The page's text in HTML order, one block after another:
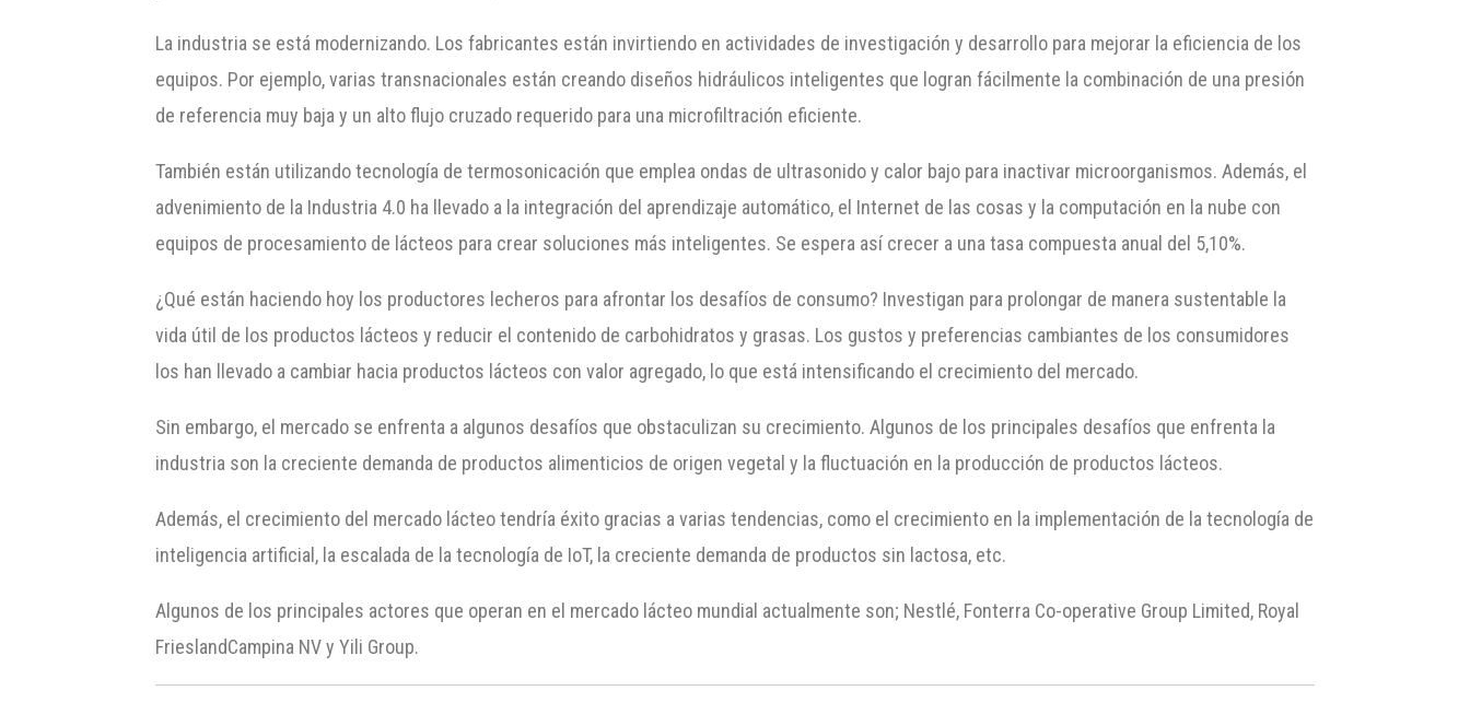
La industria se está modernizando. Los fabricantes están invirtiendo en actividades de investigación y desarrollo para mejorar la eficiencia de los
equipos. Por ejemplo, varias transnacionales están creando diseños hidráulicos inteligentes que logran fácilmente la combinación de una presión
de referencia muy baja y un alto flujo cruzado requerido para una microfiltración eficiente.
También están utilizando tecnología de termosonicación que emplea ondas de ultrasonido y calor bajo para inactivar microorganismos. Además, el
advenimiento de la Industria 4.0 ha llevado a la integración del aprendizaje automático, el Internet de las cosas y la computación en la nube con
equipos de procesamiento de lácteos para crear soluciones más inteligentes. Se espera así crecer a una tasa compuesta anual del 5,10%.
¿Qué están haciendo hoy los productores lecheros para afrontar los desafíos de consumo? Investigan para prolongar de manera sustentable la
vida útil de los productos lácteos y reducir el contenido de carbohidratos y grasas. Los gustos y preferencias cambiantes de los consumidores
los han llevado a cambiar hacia productos lácteos con valor agregado, lo que está intensificando el crecimiento del mercado.
Sin embargo, el mercado se enfrenta a algunos desafíos que obstaculizan su crecimiento. Algunos de los principales desafíos que enfrenta la
industria son la creciente demanda de productos alimenticios de origen vegetal y la fluctuación en la producción de productos lácteos.
Además, el crecimiento del mercado lácteo tendría éxito gracias a varias tendencias, como el crecimiento en la implementación de la tecnología de
inteligencia artificial, la escalada de la tecnología de IoT, la creciente demanda de productos sin lactosa, etc.
Algunos de los principales actores que operan en el mercado lácteo mundial actualmente son; Nestlé, Fonterra Co-operative Group Limited, Royal
FrieslandCampina NV y Yili Group.